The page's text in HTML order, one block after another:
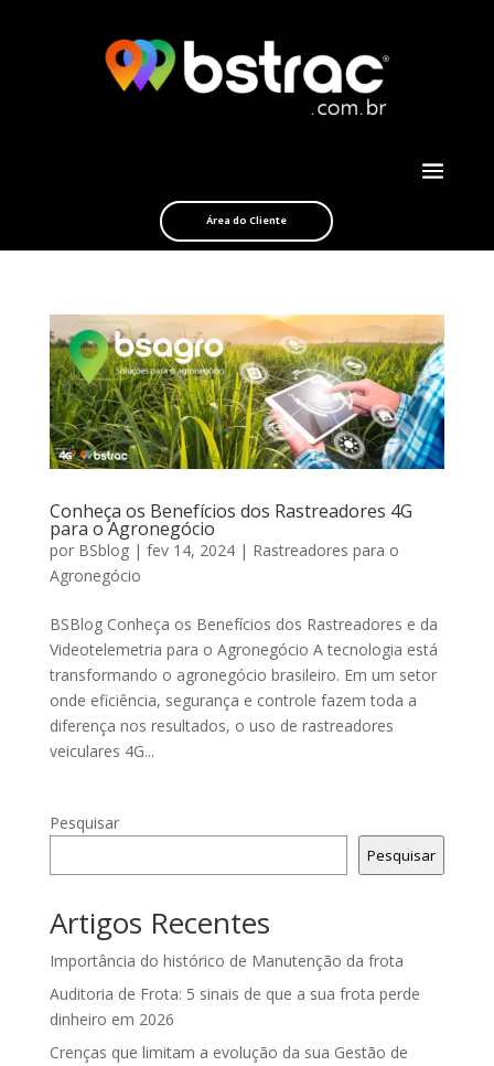
Área do Cliente
Conheça os Benefícios dos Rastreadores 4G
para o Agronegócio
por BSblog| fev 14, 2024| Rastreadores para o
Agronegócio
BSBlog Conheça os Benefícios dos Rastreadores e da
Videotelemetria para o Agronegócio A tecnologia está
transformando o agronegócio brasileiro. Em um setor
onde eficiência, segurança e controle fazem toda a
diferença nos resultados, o uso de rastreadores
veiculares 4G...
Pesquisar
Pesquisar
Artigos Recentes
Importância do histórico de Manutenção da frota
Auditoria de Frota: 5 sinais de que a sua frota perde
dinheiro em 2026
Crenças que limitam a evolução da sua Gestão de